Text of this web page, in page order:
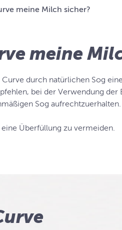
meine Milch sicher?
meine
durch natürlichen Sog
bei der Verwendung der
Sog
Überfüllung zu vermeiden.